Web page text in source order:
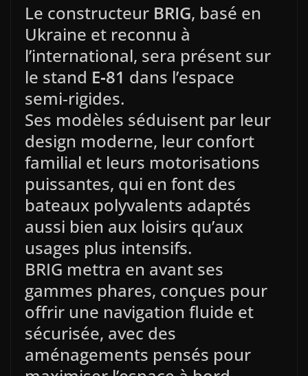
Le constructeur BRIG, basé en
Ukraine et reconnu à
l’international, sera présent sur
le stand E‑81 dans l’espace
semi‑rigides.
Ses modèles séduisent par leur
design moderne, leur confort
familial et leurs motorisations
puissantes, qui en font des
bateaux polyvalents adaptés
aussi bien aux loisirs qu’aux
usages plus intensifs.
BRIG mettra en avant ses
gammes phares, conçues pour
offrir une navigation fluide et
sécurisée, avec des
aménagements pensés pour